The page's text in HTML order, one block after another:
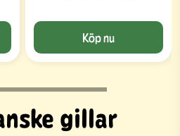
Köp nu
gillar